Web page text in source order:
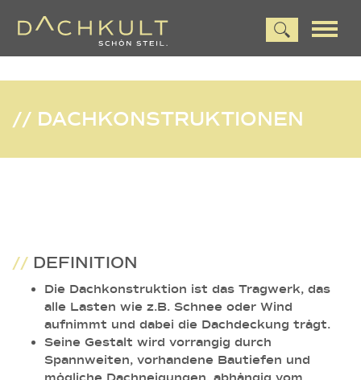
// DACHKONSTRUKTIONEN
// DEFINITION
Die Dachkonstruktion ist das Tragwerk, das
alle Lasten wie z.B. Schnee oder Wind
aufnimmt und dabei die Dachdeckung trägt.
Seine Gestalt wird vorrangig durch
Spannweiten, vorhandene Bautiefen und